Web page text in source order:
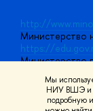
Мы
НИУ ВШЭ и
подробную
http://
Министерство
https://
Министерство
https://
Массовые